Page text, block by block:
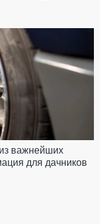
из важнейших
для дачников